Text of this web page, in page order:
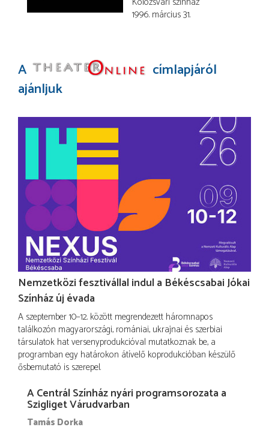
1996. március 31.
A
címlapjáról
ajánljuk
Nemzetközi fesztivállal indul a Békéscsabai Jókai
Színház új évada
A szeptember 10–12. között megrendezett háromnapos
találkozón magyarországi, romániai, ukrajnai és szerbiai
társulatok hat versenyprodukcióval mutatkoznak be, a
programban egy határokon átívelő koprodukcióban készülő
ősbemutató is szerepel.
A Centrál Színház nyári programsorozata a
Szigliget Várudvarban
Tamás Dorka